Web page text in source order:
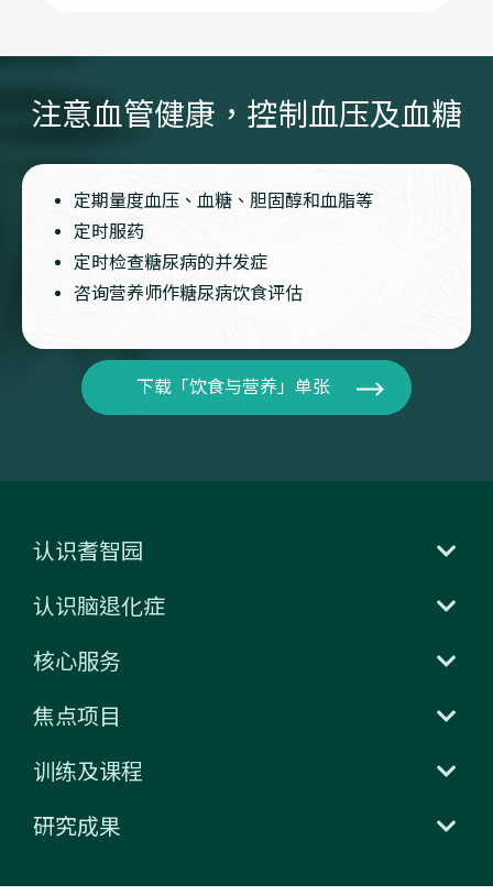
注意血管健康，控制血压及血糖
定期量度血压、血糖、胆固醇和血脂等
定时服药
定时检查糖尿病的并发症
咨询营养师作糖尿病饮食评估
下载「饮食与营养」单张
认识耆智园
认识脑退化症
核心服务
焦点项目
训练及课程
研究成果